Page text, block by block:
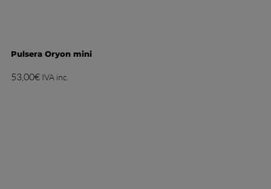
Pulsera Oryon mini
53,00€ IVA inc.